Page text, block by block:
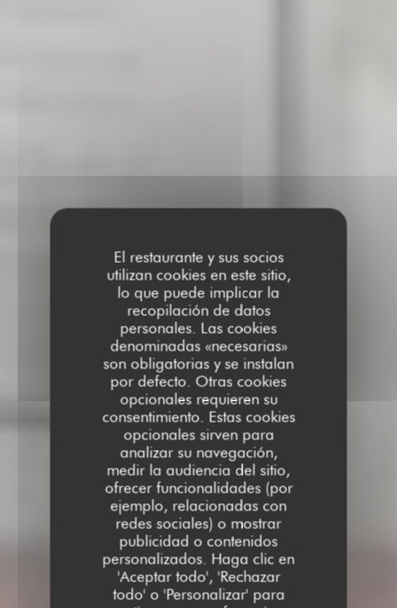
El restaurante y sus socios
utilizan cookies en este sitio,
lo que puede implicar la
recopilación de datos
personales. Las cookies
denominadas «necesarias»
son obligatorias y se instalan
por defecto. Otras cookies
opcionales requieren su
consentimiento. Estas cookies
opcionales sirven para
analizar su navegación,
medir la audiencia del sitio,
ofrecer funcionalidades (por
ejemplo, relacionadas con
redes sociales) o mostrar
publicidad o contenidos
personalizados. Haga clic en
'Aceptar todo', 'Rechazar
todo' o 'Personalizar' para